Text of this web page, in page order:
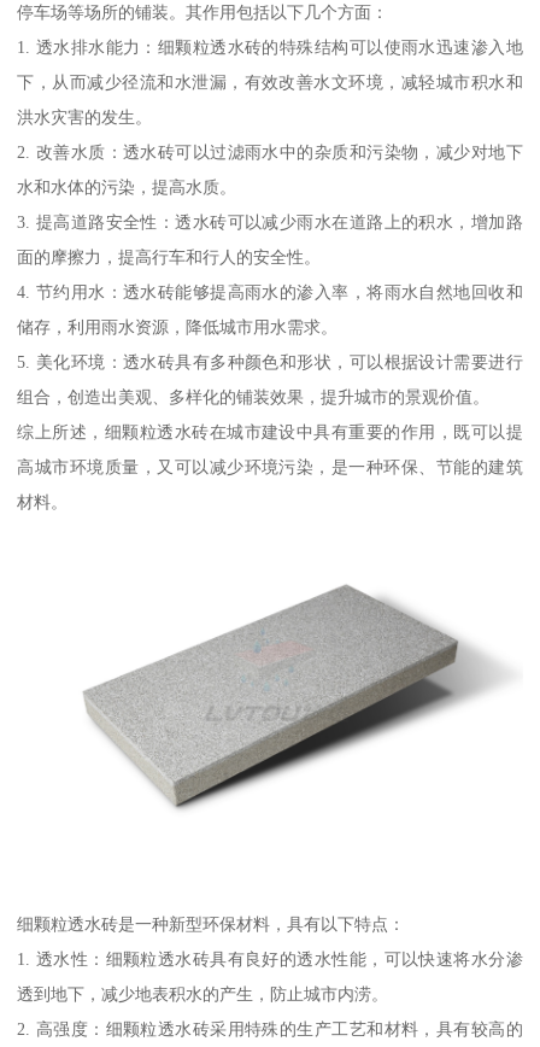
停车场等场所的铺装。其作用包括以下几个方面：
1. 透水排水能力：细颗粒透水砖的特殊结构可以使雨水迅速渗入地
下，从而减少径流和水泄漏，有效改善水文环境，减轻城市积水和
洪水灾害的发生。
2. 改善水质：透水砖可以过滤雨水中的杂质和污染物，减少对地下
水和水体的污染，提高水质。
3. 提高道路安全性：透水砖可以减少雨水在道路上的积水，增加路
面的摩擦力，提高行车和行人的安全性。
4. 节约用水：透水砖能够提高雨水的渗入率，将雨水自然地回收和
储存，利用雨水资源，降低城市用水需求。
5. 美化环境：透水砖具有多种颜色和形状，可以根据设计需要进行
组合，创造出美观、多样化的铺装效果，提升城市的景观价值。
综上所述，细颗粒透水砖在城市建设中具有重要的作用，既可以提
高城市环境质量，又可以减少环境污染，是一种环保、节能的建筑
材料。
细颗粒透水砖是一种新型环保材料，具有以下特点：
1. 透水性：细颗粒透水砖具有良好的透水性能，可以快速将水分渗
透到地下，减少地表积水的产生，防止城市内涝。
2. 高强度：细颗粒透水砖采用特殊的生产工艺和材料，具有较高的